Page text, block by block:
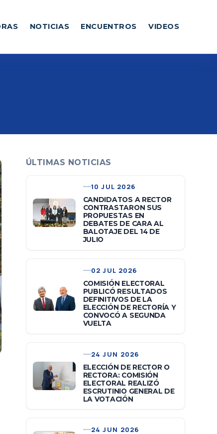
NOTICIAS ENCUENTROS VIDEOS
ÚLTIMAS NOTICIAS
10 JUL 2026
CANDIDATOS A RECTOR
CONTRASTARON SUS
PROPUESTAS EN
DEBATES DE CARA AL
BALOTAJE DEL 14 DE
JULIO
02 JUL 2026
COMISIÓN ELECTORAL
PUBLICÓ RESULTADOS
DEFINITIVOS DE LA
ELECCIÓN DE RECTORÍA Y
CONVOCÓ A SEGUNDA
VUELTA
24 JUN 2026
ELECCIÓN DE RECTOR O
RECTORA: COMISIÓN
ELECTORAL REALIZÓ
ESCRUTINIO GENERAL DE
LA VOTACIÓN
24 JUN 2026